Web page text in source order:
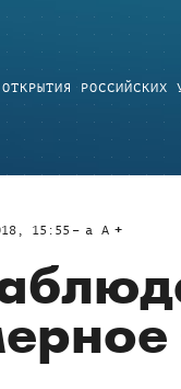
ОТКРЫТИЯ РОССИЙСКИХ
15:55 a A